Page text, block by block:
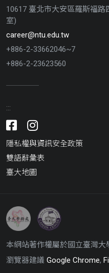
10617 臺北市大安區羅斯福
室)
career@ntu.edu.tw
+886-2-33662046~7
+886-2-23623560
:::
Facebook
Instagram
隱私權與資訊安全政策
雙語辭彙表
臺大地圖
臺
灣
學
學
臺
灣
學
學
本網站著作權屬於國立臺灣大
瀏覽器建議 Google Chrome,